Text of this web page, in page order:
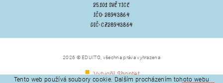
25101 SVĚTICE
IČO: 28943864
DIČ: CZ28943864
2026 © EDUITO, všechna práva vyhrazena
Vytvořil Shoptet
Tento web používá soubory cookie. Dalším procházením tohoto webu